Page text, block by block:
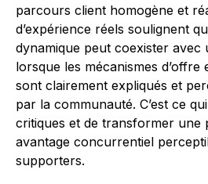
parcours client homogène et
d’expérience réels soulignent
dynamique peut coexister avec
lorsque les mécanismes d’offre
sont clairement expliqués et
par la communauté. C’est ce
critiques et de transformer une
avantage concurrentiel
supporters.